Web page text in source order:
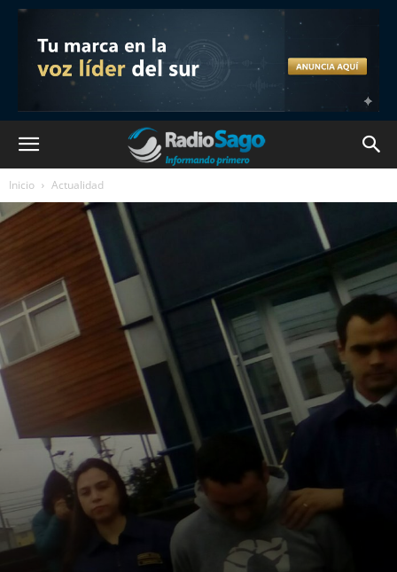
Inicio Actualidad